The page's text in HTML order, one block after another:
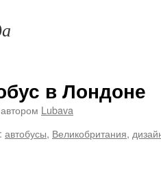
в Лондоне
автором Lubava
автобусы, Великобритания,